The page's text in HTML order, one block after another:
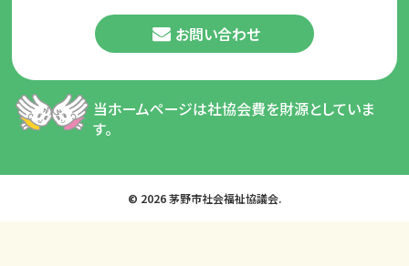
お問い合わせ
当ホームページは社協会費を財源としていま
す。
© 2026 茅野市社会福祉協議会.